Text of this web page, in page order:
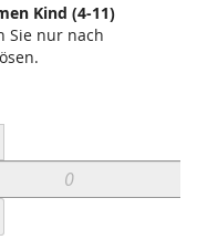
Kind (4-11)
Sie nur nach